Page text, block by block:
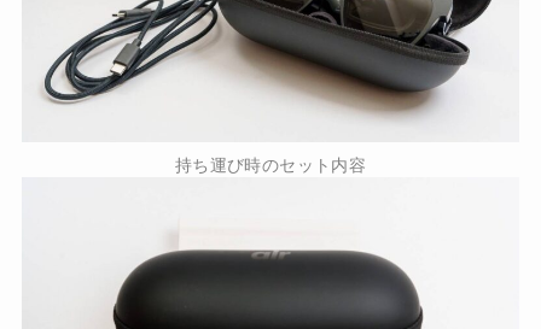
持ち運び時のセット内容